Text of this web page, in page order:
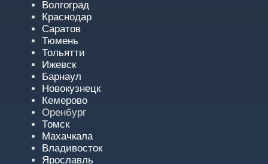
Волгоград
Краснодар
Саратов
Тюмень
Тольятти
Ижевск
Барнаул
Новокузнецк
Кемерово
Оренбург
Томск
Махачкала
Владивосток
Ярославль